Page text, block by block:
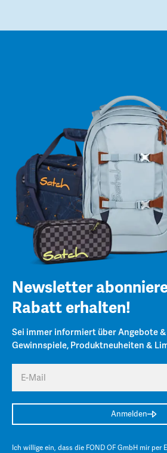
Newsletter
Rabatt erhalten!
Sei immer informiert über Angebote
Gewinnspiele, Produktneuheiten &
E-Mail
Anmelden
Ich willige ein, dass die FOND OF GmbH mir per